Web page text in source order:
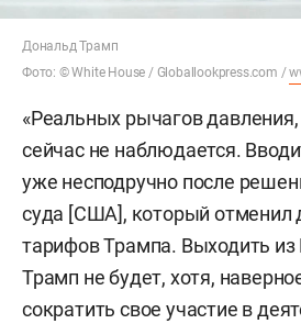
Дональд Трамп
Фото: © White House / Globallookpress.com /
«Реальных рычагов
сейчас не наблюдается.
уже несподручно после
суда [США], который отменил
тарифов Трампа. Выходить
Трамп не будет, хотя,
сократить свое участие в